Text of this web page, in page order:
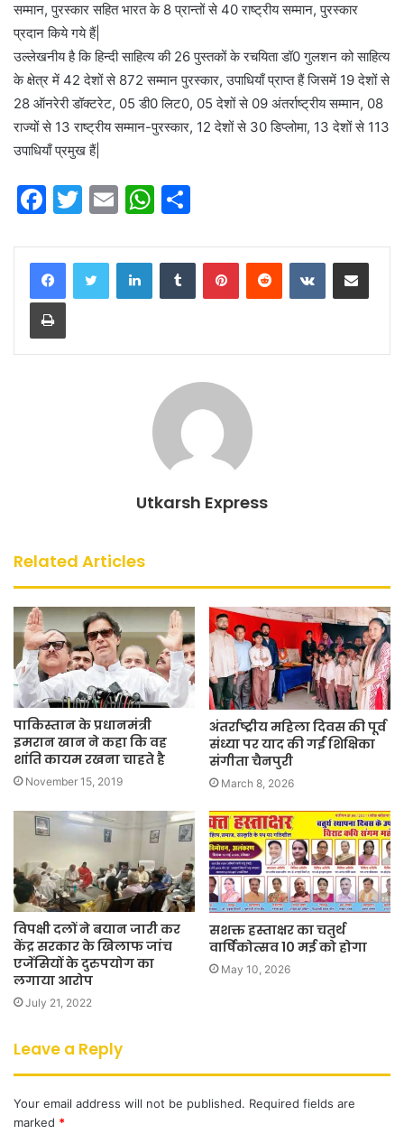
सम्मान, पुरस्कार सहित भारत के 8 प्रान्तों से 40 राष्ट्रीय सम्मान, पुरस्कार
प्रदान किये गये हैं|
उल्लेखनीय है कि हिन्दी साहित्य की 26 पुस्तकों के रचयिता डॉ0 गुलशन को साहित्य
के क्षेत्र में 42 देशों से 872 सम्मान पुरस्कार, उपाधियाँ प्राप्त हैं जिसमें 19 देशों से
28 ऑनरेरी डॉक्टरेट, 05 डी0 लिट0, 05 देशों से 09 अंतर्राष्ट्रीय सम्मान, 08
राज्यों से 13 राष्ट्रीय सम्मान-पुरस्कार, 12 देशों से 30 डिप्लोमा, 13 देशों से 113
उपाधियाँ प्रमुख हैं|
F
c
e
b
o
T
itt
er
E
ai
W
at ar
Utkarsh Express
Related Articles
पाकिस्तान के प्रधानमंत्री
इमरान खान ने कहा कि वह
शांति कायम रखना चाहते है
November 15, 2019
अंतर्राष्ट्रीय महिला दिवस की पूर्व
संध्या पर याद की गईं शिक्षिका
संगीता चैनपुरी
March 8, 2026
विपक्षी दलों ने बयान जारी कर
केंद्र सरकार के खिलाफ जांच
एजेंसियों के दुरुपयोग का
लगाया आरोप
July 21, 2022
सशक्त हस्ताक्षर का चतुर्थ
वार्षिकोत्सव 10 मई को होगा
May 10, 2026
Leave a Reply
Your email address will not be published. Required fields are
marked *